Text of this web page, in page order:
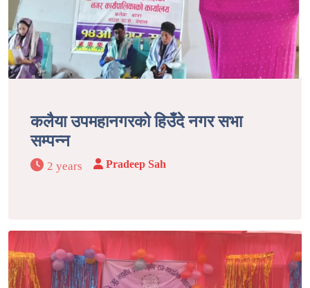
कलैया उपमहानगरको हिउँदे नगर सभा
सम्पन्न
2 years Pradeep Sah